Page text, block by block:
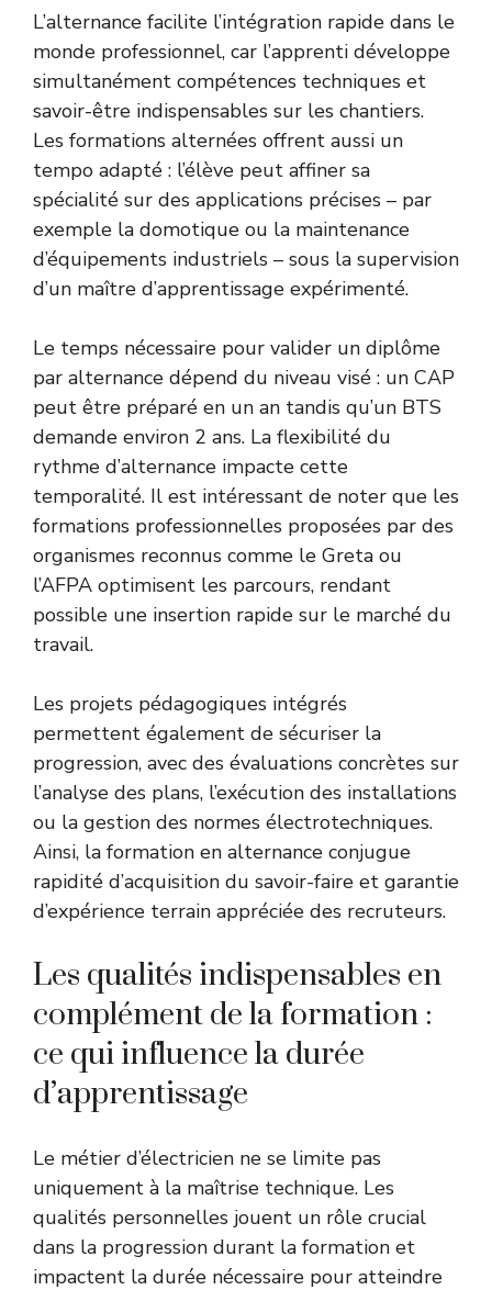
L’alternance facilite l’intégration rapide dans le
monde professionnel, car l’apprenti développe
simultanément compétences techniques et
savoir-être indispensables sur les chantiers.
Les formations alternées offrent aussi un
tempo adapté : l’élève peut affiner sa
spécialité sur des applications précises – par
exemple la domotique ou la maintenance
d’équipements industriels – sous la supervision
d’un maître d’apprentissage expérimenté.
Le temps nécessaire pour valider un diplôme
par alternance dépend du niveau visé : un CAP
peut être préparé en un an tandis qu’un BTS
demande environ 2 ans. La flexibilité du
rythme d’alternance impacte cette
temporalité. Il est intéressant de noter que les
formations professionnelles proposées par des
organismes reconnus comme le Greta ou
l’AFPA optimisent les parcours, rendant
possible une insertion rapide sur le marché du
travail.
Les projets pédagogiques intégrés
permettent également de sécuriser la
progression, avec des évaluations concrètes sur
l’analyse des plans, l’exécution des installations
ou la gestion des normes électrotechniques.
Ainsi, la formation en alternance conjugue
rapidité d’acquisition du savoir-faire et garantie
d’expérience terrain appréciée des recruteurs.
Les qualités indispensables en
complément de la formation :
ce qui influence la durée
d’apprentissage
Le métier d’électricien ne se limite pas
uniquement à la maîtrise technique. Les
qualités personnelles jouent un rôle crucial
dans la progression durant la formation et
impactent la durée nécessaire pour atteindre